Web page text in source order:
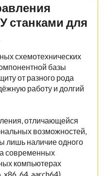
станками для
схемотехнических
базы
от разного рода
работу и долгий
отличающейся
возможностей,
лишь наличие одного
современных
компьютерах
x86_64, aarch64),